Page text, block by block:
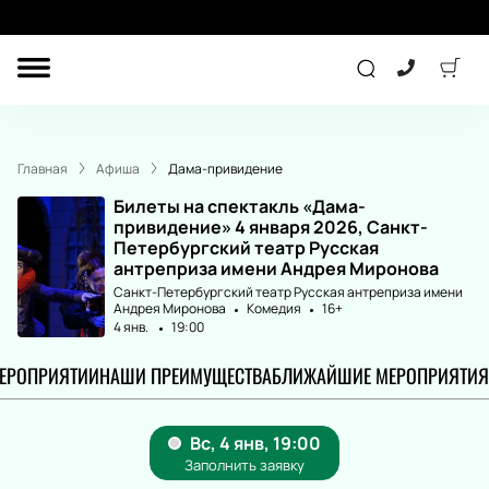
КОНЦЕРТ
СПОРТ
ПОДАРОЧНЫЕ
СЕРТИФИКАТЫ
Главная Афиша Дама-привидение
Билеты на спектакль «Дама-
привидение» 4 января 2026, Санкт-
Петербургский театр Русская
антреприза имени Андрея Миронова
Санкт-Петербургский театр Русская антреприза имени
Андрея Миронова
Комедия
16+
4 янв.
19:00
НАШИ ПРЕИМУЩЕСТВАБЛИЖАЙШИЕ МЕРОПРИЯТИЯ